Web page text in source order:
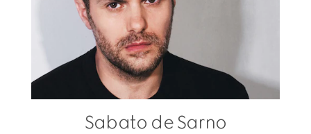
Sabato de Sarno